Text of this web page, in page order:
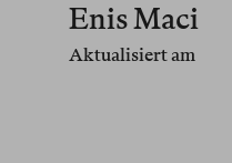
Enis Maci
Aktualisiert am